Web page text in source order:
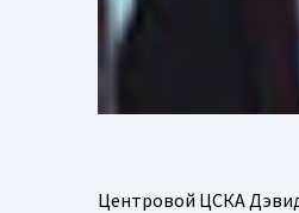
Центровой ЦСКА